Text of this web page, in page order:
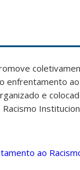
enfrentamento
e
ao